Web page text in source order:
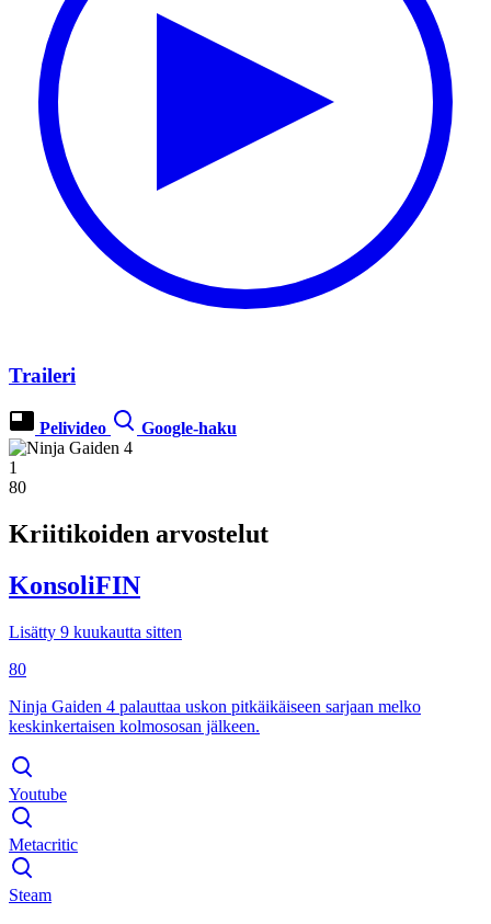
Traileri
Pelivideo Google-haku
1
80
Kriitikoiden arvostelut
KonsoliFIN
Lisätty 9 kuukautta sitten
80
Ninja Gaiden 4 palauttaa uskon pitkäikäiseen sarjaan melko
keskinkertaisen kolmososan jälkeen.
Youtube
Metacritic
Steam